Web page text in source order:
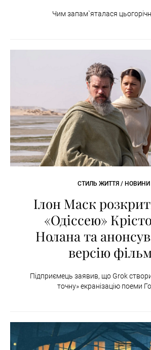
Чим запам`яталася
СТИЛЬ ЖИТТЯ / НОВИНИ
Ілон Маск
«Одіссею»
Нолана та
версію
Підприємець заявив, що Grok
точну» екранізацію поеми